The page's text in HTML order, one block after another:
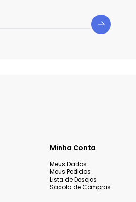
Minha Conta
Meus Dados
Meus Pedidos
Lista de Desejos
Sacola de Compras